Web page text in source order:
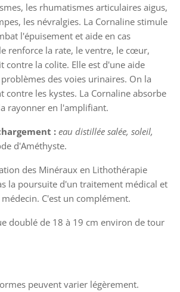
les rhumatismes articulaires aigus,
les névralgies. La Cornaline stimule
l'épuisement et aide en cas
renforce la rate, le ventre, le cœur,
contre la colite. Elle est d'une aide
des voies urinaires. On la
contre les kystes. La Cornaline absorbe
rayonner en l'amplifiant.
: eau distillée salée, soleil,
d'Améthyste.
des Minéraux en Lithothérapie
la poursuite d'un traitement médical et
C'est un complément.
doublé de 18 à 19 cm environ de tour
peuvent varier légèrement.